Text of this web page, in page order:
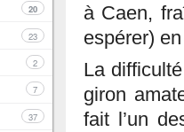
20
23
2
7
37
à Caen,
espérer)
La
giron
fait l’un